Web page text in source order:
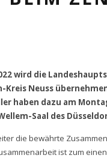
wird die
Neuss
haben dazu am
Saal des
die bewährte
ist zum